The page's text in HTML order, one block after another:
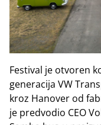
Festival je otvoren
generacija VW
kroz Hanover od
je predvodio CEO